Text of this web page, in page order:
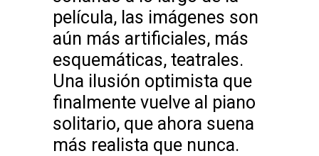
película, las imágenes son
aún más artificiales, más
esquemáticas, teatrales.
Una ilusión optimista que
finalmente vuelve al piano
solitario, que ahora suena
más realista que nunca.